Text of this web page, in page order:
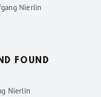
Nierlin
FOUND
Nierlin